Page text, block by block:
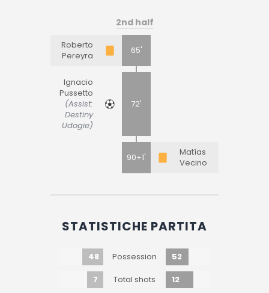
2nd half
Roberto
Pereyra
65'
Ignacio
Pussetto
(Assist:
Destiny
Udogie)
72'
90+1'
Matías
Vecino
STATISTICHE PARTITA
48 Possession
52
7
Total shots 12